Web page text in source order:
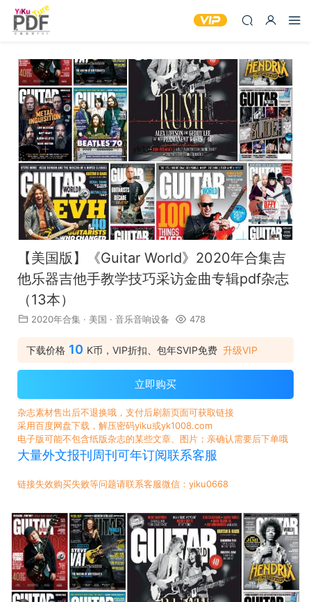
【美国版】《Guitar World》2020年合集吉
他乐器吉他手教学技巧采访金曲专辑pdf杂志
（13本）
2020年合集 · 美国 · 音乐音响设备 478
下载价格 10 K币，VIP折扣、包年SVIP免费 升级VIP
立即购买
杂志素材售出后不退换哦，支付后刷新页面可获取链接
采用百度网盘下载，解压密码yiku或yk1008.com
电子版可能不包含纸版杂志的某些文章、图片；亲确认需要后下单哦
大量外文报刊周刊可年订阅联系客服
链接失效购买失败等问题请联系客服微信：yiku0668